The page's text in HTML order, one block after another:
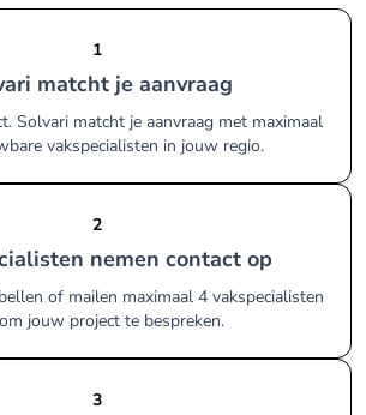
1
matcht je aanvraag
Solvari matcht je aanvraag met maximaal
vakspecialisten in jouw regio.
2
nemen contact op
of mailen maximaal 4 vakspecialisten
jouw project te bespreken.
3